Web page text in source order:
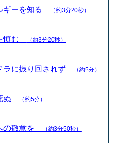
ギーを知る （約3分20秒）
慎む （約3分20秒）
ラに振り回されず （約5分）
ぬ （約5分）
の敬意を （約3分50秒）